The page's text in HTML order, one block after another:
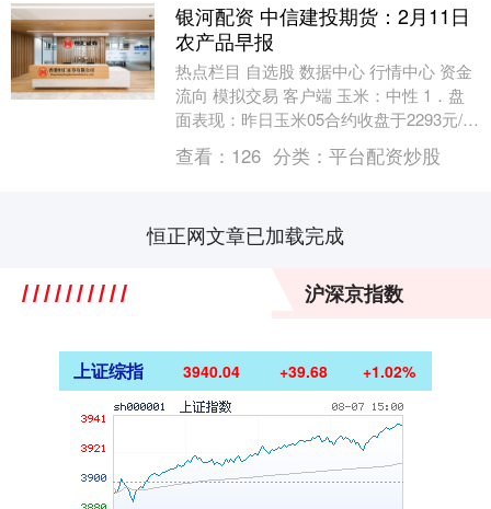
银河配资 中信建投期货：2月11日
农产品早报
热点栏目 自选股 数据中心 行情中心 资金
流向 模拟交易 客户端 玉米：中性 1．盘
面表现：昨日玉米05合约收盘于2293元/
吨，日跌幅0.57%，整体波动有限....
查看： 126 分类： 平台配资炒股
恒正网文章已加载完成
沪深京指数
上证综指 3940.04 +39.68 +1.02%